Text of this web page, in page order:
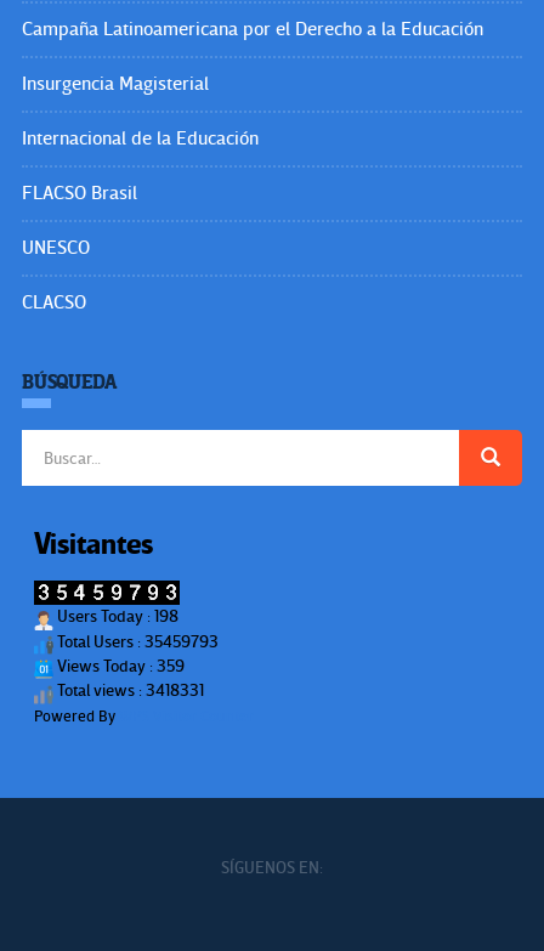
Campaña Latinoamericana por el Derecho a la Educación
Insurgencia Magisterial
Internacional de la Educación
FLACSO Brasil
UNESCO
CLACSO
BÚSQUEDA
Visitantes
Users Today : 198
Total Users : 35459793
Views Today : 359
Total views : 3418331
Powered By
SÍGUENOS EN: